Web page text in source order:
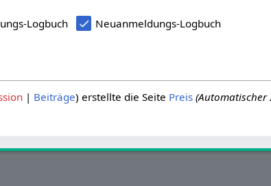
Logbuch Neuanmeldungs-Logbuch
Beiträge erstellte die Seite Preis (Automatischer